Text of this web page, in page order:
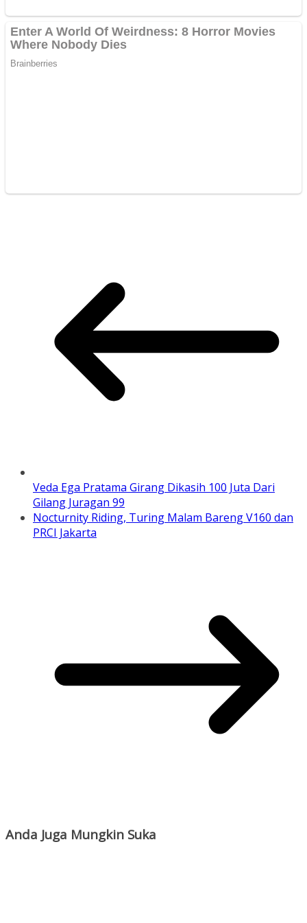
Veda Ega Pratama Girang Dikasih 100 Juta Dari
Gilang Juragan 99
Nocturnity Riding, Turing Malam Bareng V160 dan
PRCI Jakarta
Anda Juga Mungkin Suka